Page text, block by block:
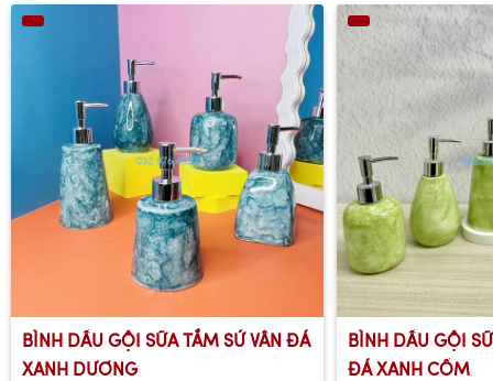
BÌNH DẦU GỘI SỮA TẮM SỨ VÂN ĐÁ
XANH DƯƠNG
BÌNH DẦU GỘI
ĐÁ XANH CỐM